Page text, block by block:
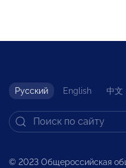
Русский English 中文
© 2023 Общероссийская